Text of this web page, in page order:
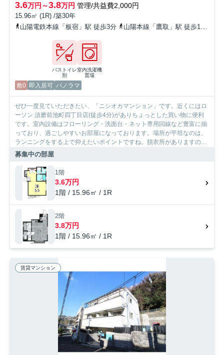
3.6万円～3.8万円 管理/共益費2,000円
15.96㎡ (1R) /築30年
山陽電鉄本線「板宿」駅 徒歩3分
山陽本線「鷹取」駅 徒歩16分
バストイレ
別
室内洗濯機
置場
敷0 即入居可 パノラマ
ぜひ一度見ていただきたい、「ニシオカマンション」です。近くにはロ
ーソン 須磨前池町四丁目店(徒歩4分)がありちょっとした買い物に便利
です。室内設備はフローリング・洗面台・ネット専用回線など豊富に揃
っており、過ごしやすいお部屋になっております。場所が平坦なのは、
ランニングをする上で抑えたいポイントですね。脱衣所がありますの
で、冬場のお風呂も辛くありません。神戸市須磨区エリアや山陽電鉄本
ご連絡をお待ちしております。知識が豊富なスタッフがご対応させて頂
きます。
募集中の部屋
1階
3.6万円
1階 / 15.96㎡ / 1R
2階
3.8万円
1階 / 15.96㎡ / 1R
賃貸マンション